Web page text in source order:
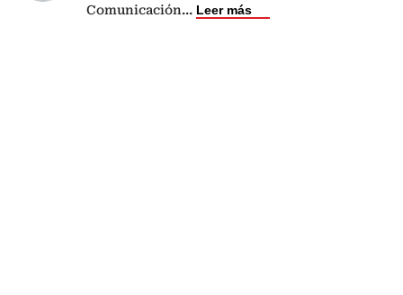
Comunicación... Leer más